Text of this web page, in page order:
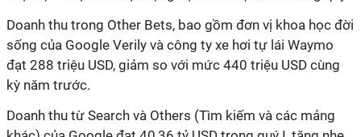
Doanh thu trong Other Bets, bao gồm đơn vị khoa học đời
sống của Google Verily và công ty xe hơi tự lái Waymo
đạt 288 triệu USD, giảm so với mức 440 triệu USD cùng
kỳ năm trước.
Doanh thu từ Search và Others (Tìm kiếm và các mảng